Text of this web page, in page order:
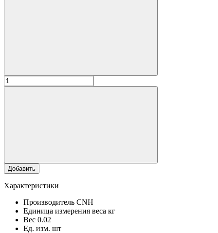
Добавить
Характеристики
Производитель CNH
Единица измерения веса кг
Вес 0.02
Ед. изм. шт